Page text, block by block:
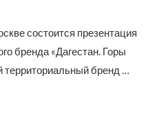
состоится презентация
бренда «Дагестан. Горы
территориальный бренд …